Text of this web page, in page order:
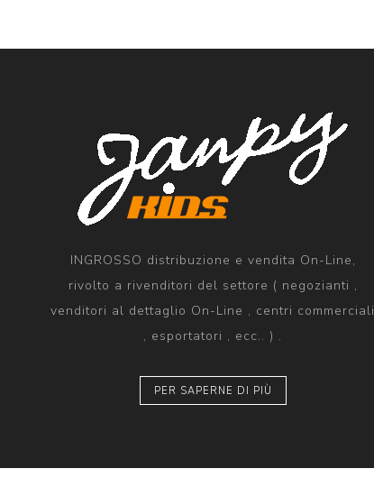
INGROSSO distribuzione e vendita On-Line,
rivolto a rivenditori del settore ( negozianti ,
venditori al dettaglio On-Line , centri commerciali
, esportatori , ecc.. ) .
PER SAPERNE DI PIÙ